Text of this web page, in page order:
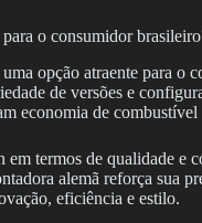
o consumidor
opção atraente para o
de versões e
economia de
termos de qualidade e
alemã reforça sua
eficiência e estilo.